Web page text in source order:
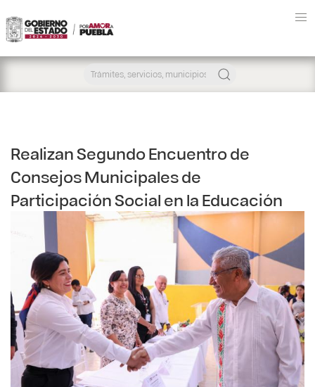
Realizan Segundo Encuentro de
Consejos Municipales de
Participación Social en la Educación